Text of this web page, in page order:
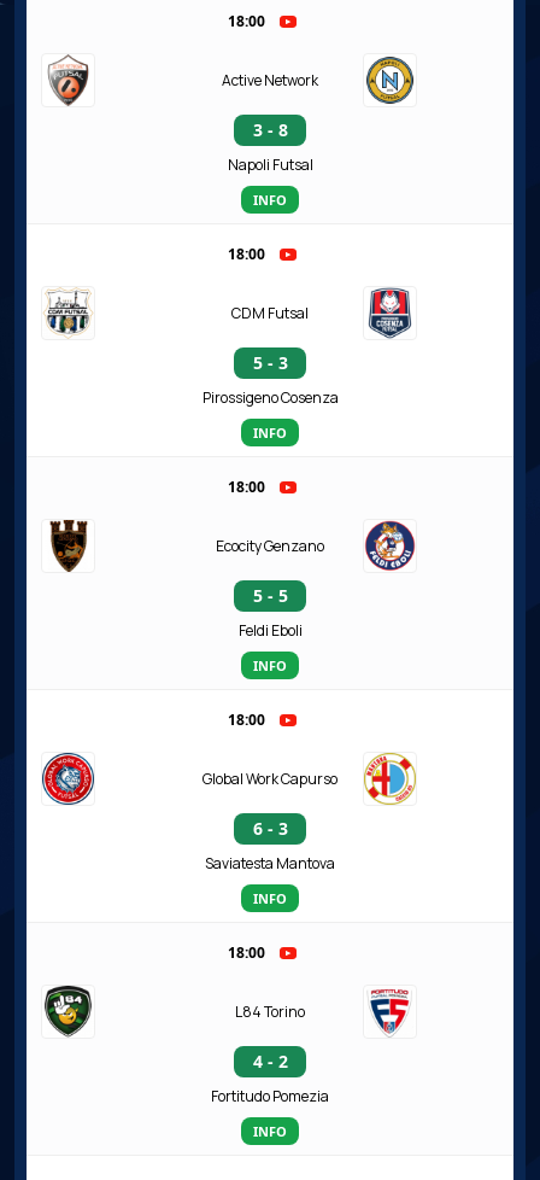
18:00
Active Network
3 - 8
Napoli Futsal
INFO
18:00
CDM Futsal
5 - 3
Pirossigeno Cosenza
INFO
18:00
Ecocity Genzano
5 - 5
Feldi Eboli
INFO
18:00
Global Work Capurso
6 - 3
Saviatesta Mantova
INFO
18:00
L84 Torino
4 - 2
Fortitudo Pomezia
INFO